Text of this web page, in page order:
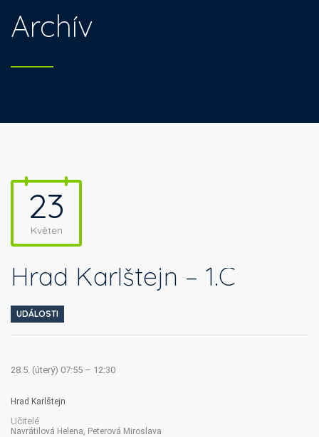
Archív
23
Květen
Hrad Karlštejn – 1.C
UDÁLOSTI
28.5. (úterý) 07:55 – 12:30
Hrad Karlštejn
Učitelé
Navrátilová Helena, Peterová Miroslava